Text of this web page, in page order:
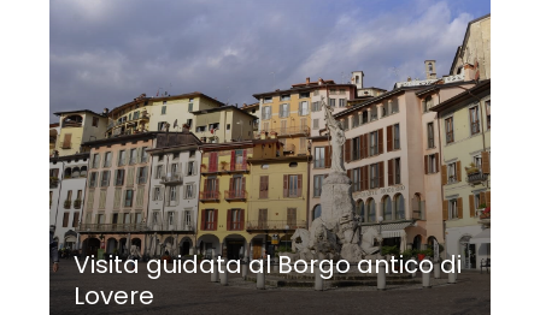
Visita guidata al Borgo antico di
Lovere